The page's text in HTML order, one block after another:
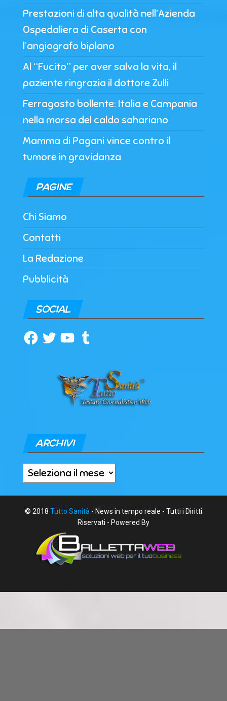
Prestazioni di alta qualità nell’Azienda
Ospedaliera di Caserta con
l’angiografo biplano
Al “Fucito” per aver salva la vita, il
paziente ringrazia il dottore Zulli
Ferragosto bollente: Italia e Campania
nella morsa del caldo sahariano
Mamma di Pagani vince contro il
tumore in gravidanza
PAGINE
Chi Siamo
Contatti
La Redazione
Pubblicità
SOCIAL
Facebook
TwitterYouTubeTumblr
ARCHIVI
Archivi
© 2018 Tutto Sanità - News in tempo reale - Tutti i Diritti
Riservati - Powered By